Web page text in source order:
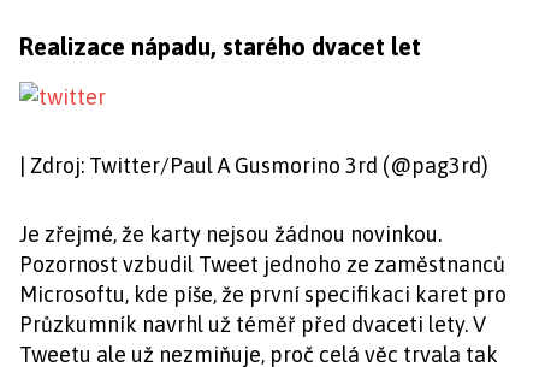
Realizace nápadu, starého dvacet let
| Zdroj: Twitter/Paul A Gusmorino 3rd (@pag3rd)
Je zřejmé, že karty nejsou žádnou novinkou.
Pozornost vzbudil Tweet jednoho ze zaměstnanců
Microsoftu, kde píše, že první specifikaci karet pro
Průzkumník navrhl už téměř před dvaceti lety. V
Tweetu ale už nezmiňuje, proč celá věc trvala tak